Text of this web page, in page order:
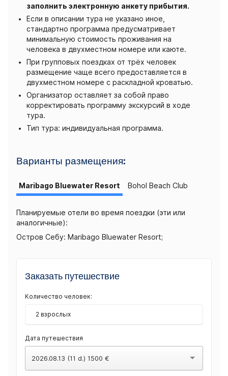
заполнить электронную анкету прибытия.
Если в описании тура не указано иное,
стандартно программа предусматривает
минимальную стоимость проживания на
человека в двухместном номере или каюте.
При групповых поездках от трёх человек
размещение чаще всего предоставляется в
двухместном номере с раскладной кроватью.
Организатор оставляет за собой право
корректировать программу экскурсий в ходе
тура.
Тип тура: индивидуальная программа.
Варианты размещения:
Maribago Bluewater Resort Bohol Beach Club
Планируемые отели во время поездки (эти или
аналогичные):
Остров Себу: Maribago Bluewater Resort;
Заказать путешествие
Количество человек:
2 взрослых
Дата путешествия
2026.08.13 (11 d.) 1500 €